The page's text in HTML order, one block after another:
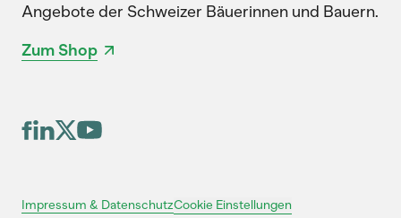
Angebote der Schweizer Bäuerinnen und Bauern.
Zum Shop
Impressum & DatenschutzCookie Einstellungen